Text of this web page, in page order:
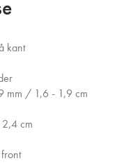
kant
mm / 1,6 - 1,9 cm
cm